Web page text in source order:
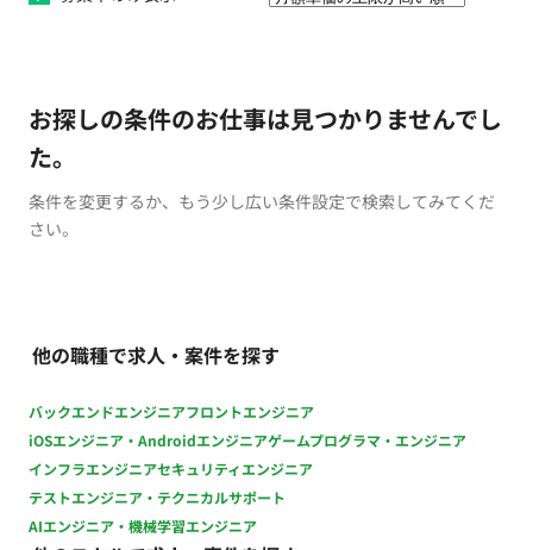
お探しの条件のお仕事は見つかりませんでし
た。
条件を変更するか、もう少し広い条件設定で検索してみてくだ
さい。
他の職種で求人・案件を探す
バックエンドエンジニアフロントエンジニア
iOSエンジニア・Androidエンジニアゲームプログラマ・エンジニア
インフラエンジニアセキュリティエンジニア
テストエンジニア・テクニカルサポート
AIエンジニア・機械学習エンジニア